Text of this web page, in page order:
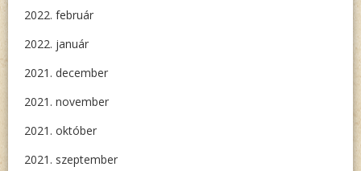
2022. február
2022. január
2021. december
2021. november
2021. október
2021. szeptember